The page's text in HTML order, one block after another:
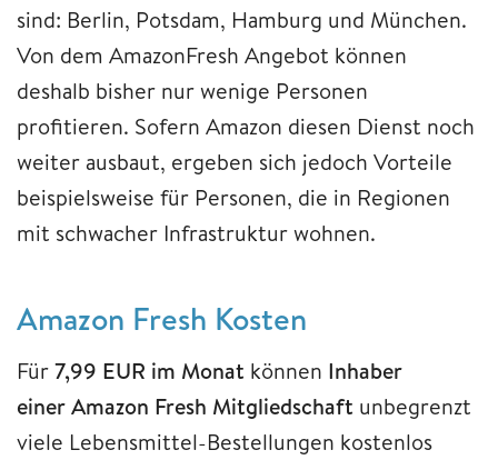
sind: Berlin, Potsdam, Hamburg und München.
Von dem AmazonFresh Angebot können
deshalb bisher nur wenige Personen
profitieren. Sofern Amazon diesen Dienst noch
weiter ausbaut, ergeben sich jedoch Vorteile
beispielsweise für Personen, die in Regionen
mit schwacher Infrastruktur wohnen.
Amazon Fresh Kosten
Für7,99 EUR im Monat können Inhaber
einer Amazon Fresh Mitgliedschaft unbegrenzt
viele Lebensmittel-Bestellungen kostenlos